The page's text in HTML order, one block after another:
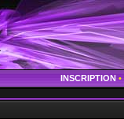
INSCRIPTION •